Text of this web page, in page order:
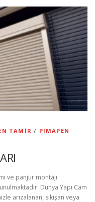
TAMIR / PIMAPEN
ve panjur montajı
Dünya Yapı Cam
arızalanan, sıkışan veya